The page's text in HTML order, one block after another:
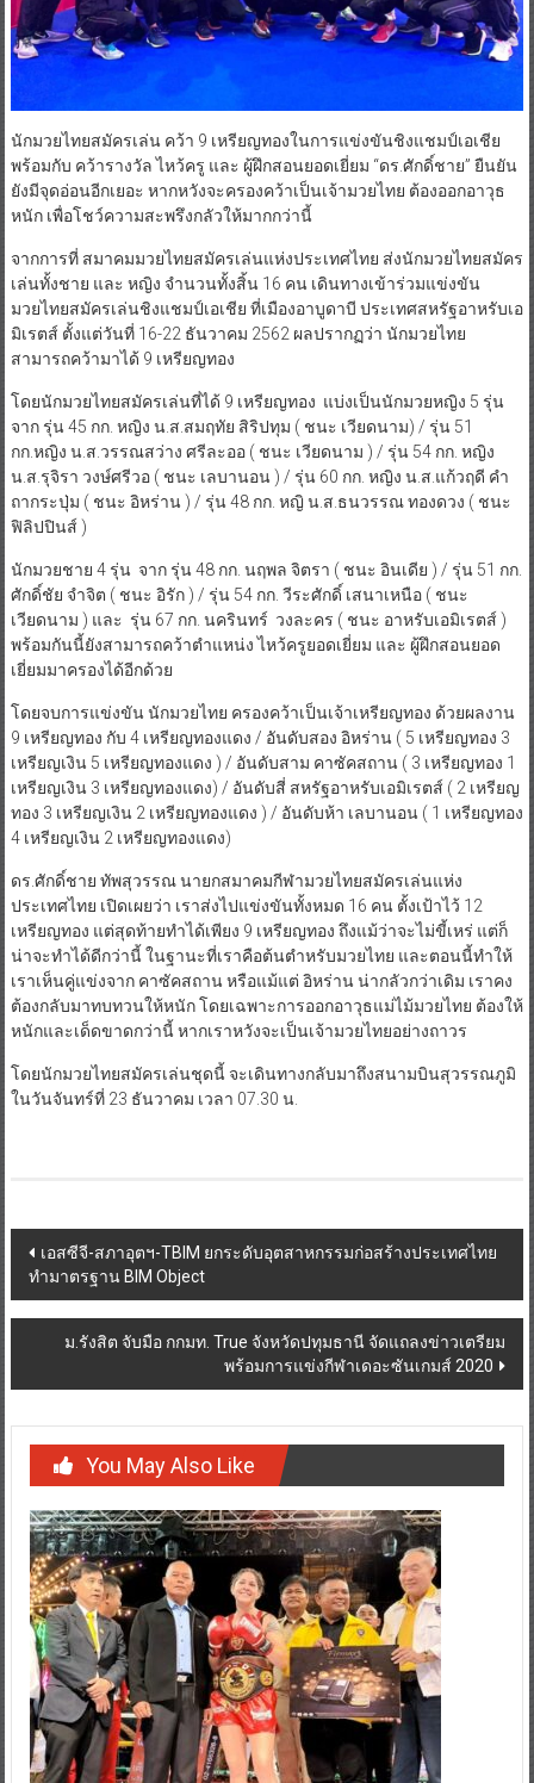
นักมวยไทยสมัครเล่น คว้า 9 เหรียญทองในการแข่งขันชิงแชมป์เอเชีย
พร้อมกับ คว้ารางวัล ไหว้ครู และ ผู้ฝึกสอนยอดเยี่ยม “ดร.ศักดิ์ชาย” ยืนยัน
ยังมีจุดอ่อนอีกเยอะ หากหวังจะครองคว้าเป็นเจ้ามวยไทย ต้องออกอาวุธ
หนัก เพื่อโชว์ความสะพรึงกลัวให้มากกว่านี้
จากการที่ สมาคมมวยไทยสมัครเล่นแห่งประเทศไทย ส่งนักมวยไทยสมัคร
เล่นทั้งชาย และ หญิง จำนวนทั้งสิ้น 16 คน เดินทางเข้าร่วมแข่งขัน
มวยไทยสมัครเล่นชิงแชมป์เอเชีย ที่เมืองอาบูดาบี ประเทศสหรัฐอาหรับเอ
มิเรตส์ ตั้งแต่วันที่ 16-22 ธันวาคม 2562 ผลปรากฏว่า นักมวยไทย
สามารถคว้ามาได้ 9 เหรียญทอง
โดยนักมวยไทยสมัครเล่นที่ได้ 9 เหรียญทอง แบ่งเป็นนักมวยหญิง 5 รุ่น
จาก รุ่น 45 กก. หญิง น.ส.สมฤทัย สิริปทุม ( ชนะ เวียดนาม) / รุ่น 51
กก.หญิง น.ส.วรรณสว่าง ศรีละออ ( ชนะ เวียดนาม ) / รุ่น 54 กก. หญิง
น.ส.รุจิรา วงษ์ศรีวอ ( ชนะ เลบานอน ) / รุ่น 60 กก. หญิง น.ส.แก้วฤดี คำ
ถากระปุ่ม ( ชนะ อิหร่าน ) / รุ่น 48 กก. หญิ น.ส.ธนวรรณ ทองดวง ( ชนะ
ฟิลิปปินส์ )
นักมวยชาย 4 รุ่น จาก รุ่น 48 กก. นฤพล จิตรา ( ชนะ อินเดีย ) / รุ่น 51 กก.
ศักดิ์ชัย จำจิต ( ชนะ อิรัก ) / รุ่น 54 กก. วีระศักดิ์ เสนาเหนือ ( ชนะ
เวียดนาม ) และ รุ่น 67 กก. นครินทร์ วงละคร ( ชนะ อาหรับเอมิเรตส์ )
พร้อมกันนี้ยังสามารถคว้าตำแหน่ง ไหว้ครูยอดเยี่ยม และ ผู้ฝึกสอนยอด
เยี่ยมมาครองได้อีกด้วย
โดยจบการแข่งขัน นักมวยไทย ครองคว้าเป็นเจ้าเหรียญทอง ด้วยผลงาน
9 เหรียญทอง กับ 4 เหรียญทองแดง / อันดับสอง อิหร่าน ( 5 เหรียญทอง 3
เหรียญเงิน 5 เหรียญทองแดง ) / อันดับสาม คาซัคสถาน ( 3 เหรียญทอง 1
เหรียญเงิน 3 เหรียญทองแดง) / อันดับสี่ สหรัฐอาหรับเอมิเรตส์ ( 2 เหรียญ
ทอง 3 เหรียญเงิน 2 เหรียญทองแดง ) / อันดับห้า เลบานอน ( 1 เหรียญทอง
4 เหรียญเงิน 2 เหรียญทองแดง)
ดร.ศักดิ์ชาย ทัพสุวรรณ นายกสมาคมกีฬามวยไทยสมัครเล่นแห่ง
ประเทศไทย เปิดเผยว่า เราส่งไปแข่งขันทั้งหมด 16 คน ตั้งเป้าไว้ 12
เหรียญทอง แต่สุดท้ายทำได้เพียง 9 เหรียญทอง ถึงแม้ว่าจะไม่ขี้เหร่ แต่ก็
น่าจะทำได้ดีกว่านี้ ในฐานะที่เราคือต้นตำหรับมวยไทย และตอนนี้ทำให้
เราเห็นคู่แข่งจาก คาซัคสถาน หรือแม้แต่ อิหร่าน น่ากลัวกว่าเดิม เราคง
ต้องกลับมาทบทวนให้หนัก โดยเฉพาะการออกอาวุธแม่ไม้มวยไทย ต้องให้
หนักและเด็ดขาดกว่านี้ หากเราหวังจะเป็นเจ้ามวยไทยอย่างถาวร
โดยนักมวยไทยสมัครเล่นชุดนี้ จะเดินทางกลับมาถึงสนามบินสุวรรณภูมิ
ในวันจันทร์ที่ 23 ธันวาคม เวลา 07.30 น.
Post
navigation
เอสซีจี-สภาอุตฯ-TBIM ยกระดับอุตสาหกรรมก่อสร้างประเทศไทย
ทำมาตรฐาน BIM Object
ม.รังสิต จับมือ กกมท. True จังหวัดปทุมธานี จัดแถลงข่าวเตรียม
พร้อมการแข่งกีฬาเดอะซันเกมส์ 2020
You May Also Like